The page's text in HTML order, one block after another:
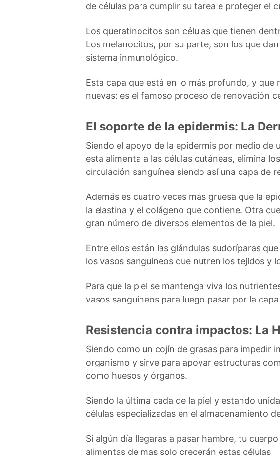
de células para cumplir su tarea e proteger el
Los queratinocitos son células que tienen
Los melanocitos, por su parte, son los que
sistema inmunológico.
Esta capa que está en lo más profundo, y
nuevas: es el famoso proceso de renovación
El soporte de la epidermis: La
Siendo el apoyo de la epidermis por medio de
esta alimenta a las células cutáneas, elimina
circulación sanguínea siendo así una capa de
Además es cuatro veces más gruesa que la
la elastina y el colágeno que contiene. Otra
gran número de diversos elementos de la piel.
Entre ellos están las glándulas sudoríparas
los vasos sanguíneos que nutren los tejidos y
Para que la piel se mantenga viva los
vasos sanguíneos para luego pasar por la
Resistencia contra impactos: La
Siendo como un cojín de grasas para impedir
organismo y sirve para apoyar estructuras
como huesos y órganos.
Siendo la última cada de la piel y estando
células especializadas en el almacenamiento
Si algún día llegaras a pasar hambre, tu
alimentas de mas solo crecerán estas células